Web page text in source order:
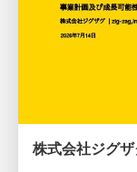
株式会社ジグ